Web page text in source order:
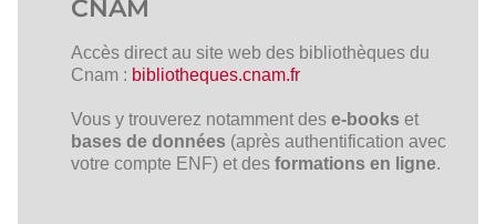
CNAM
Accès direct au site web des bibliothèques du
Cnam : bibliotheques.cnam.fr
Vous y trouverez notamment des e-books et
bases de données (après authentification avec
votre compte ENF) et des formations en ligne.